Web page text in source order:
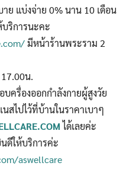
ย แบ่งจ่าย 0% นาน 10 เดือน
บริการนะคะ
มีหน้าร้านพระราม 2
น.
ครื่องออกกำลังกายผู้สูงวัย
สไปไว้ที่บ้านในราคาเบาๆ
ได้เลยค่ะ
ดีให้บริการค่ะ
aswellcare